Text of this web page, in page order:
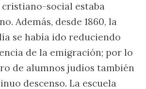
social estaba
Además, desde 1860, la
se había ido reduciendo
de la emigración; por lo
de alumnos judíos también
descenso. La escuela